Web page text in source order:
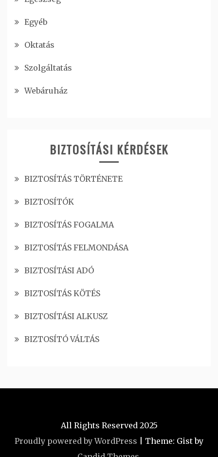
Egyéb
Oktatás
Szolgáltatás
Webáruház
BIZTOSÍTÁSI KÉRDÉSEK
BIZTOSÍTÁS TÖRTÉNETE
BIZTOSÍTÓK
BIZTOSÍTÁS FOGALMA
BIZTOSÍTÁS FELMONDÁSA
BIZTOSÍTÁSI ADÓ
BIZTOSÍTÁS KÖTÉS
BIZTOSÍTÁSI ALKUSZ
BIZTOSÍTÓ VÁLTÁS
All Rights Reserved 2025
Proudly powered by WordPress
Theme: Gist by